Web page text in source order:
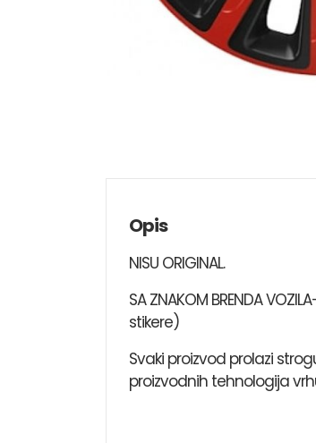
Opis
NISU ORIGINAL.
SA ZNAKOM BRENDA
stikere)
Svaki proizvod prolazi
proizvodnih tehnologija